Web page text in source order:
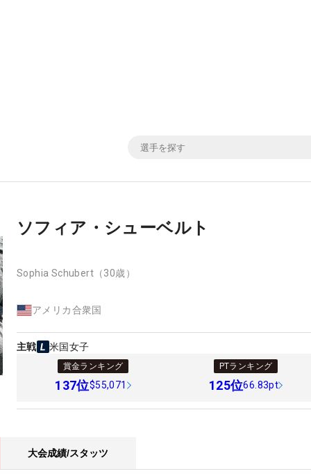
ソフィア・シューベルト
Sophia Schubert （30歳）
アメリカ合衆国
主戦 米国女子
賞金ランキング
137位$55,071
PTランキング
125位66.83pt
大会成績/スタッツ